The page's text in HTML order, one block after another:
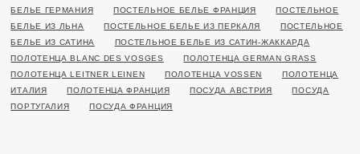
БЕЛЬЕ ГЕРМАНИЯ
ПОСТЕЛЬНОЕ БЕЛЬЕ ФРАНЦИЯ
ПОСТЕЛЬНОЕ
БЕЛЬЕ ИЗ ЛЬНА
ПОСТЕЛЬНОЕ БЕЛЬЕ ИЗ ПЕРКАЛЯ
ПОСТЕЛЬНОЕ
БЕЛЬЕ ИЗ САТИНА
ПОСТЕЛЬНОЕ БЕЛЬЕ ИЗ САТИН-ЖАККАРДА
ПОЛОТЕНЦА BLANC DES VOSGES
ПОЛОТЕНЦА GERMAN GRASS
ПОЛОТЕНЦА LEITNER LEINEN
ПОЛОТЕНЦА VOSSEN
ПОЛОТЕНЦА
ИТАЛИЯ
ПОЛОТЕНЦА ФРАНЦИЯ ПОСУДА АВСТРИЯ
ПОСУДА
ПОРТУГАЛИЯ
ПОСУДА ФРАНЦИЯ